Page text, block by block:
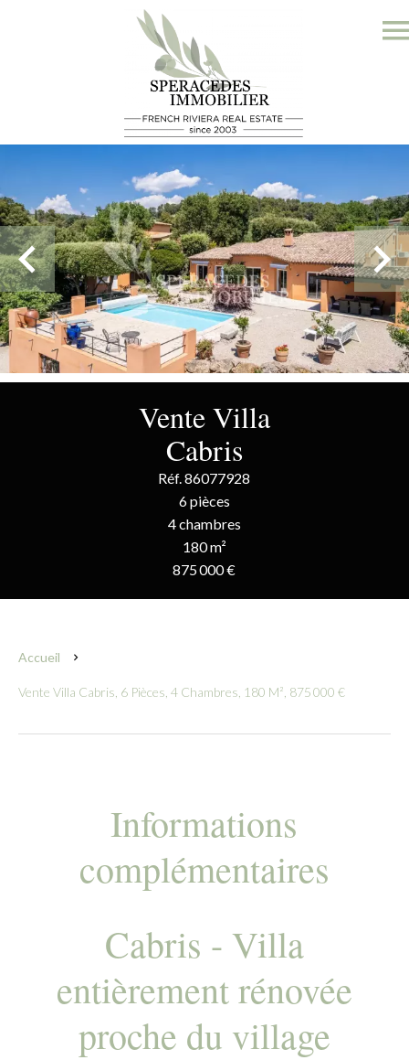
Vente Villa
Cabris
Réf. 86077928
6 pièces
4 chambres
180 m²
875 000 €
Accueil
Vente Villa Cabris, 6 Pièces, 4 Chambres, 180 M², 875 000 €
Informations
complémentaires
Cabris - Villa
entièrement rénovée
proche du village